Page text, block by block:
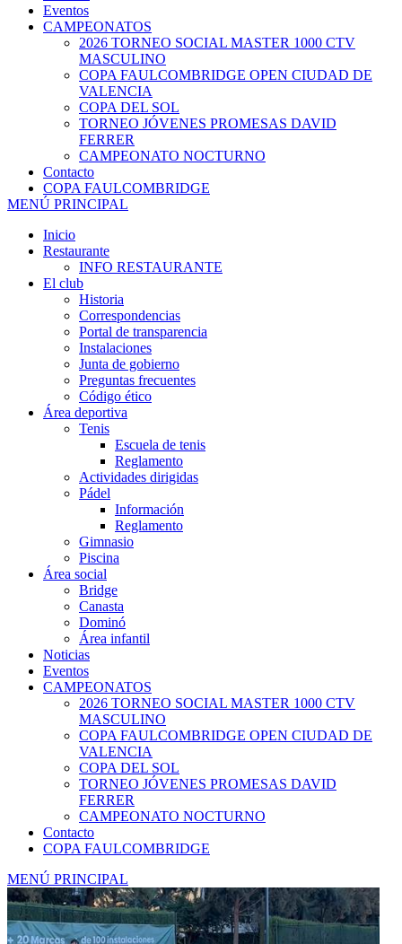
Eventos
CAMPEONATOS
2026 TORNEO SOCIAL MASTER 1000 CTV
MASCULINO
COPA FAULCOMBRIDGE OPEN CIUDAD DE
VALENCIA
COPA DEL SOL
TORNEO JÓVENES PROMESAS DAVID
FERRER
CAMPEONATO NOCTURNO
Contacto
COPA FAULCOMBRIDGE
MENÚ PRINCIPAL
Inicio
Restaurante
INFO RESTAURANTE
El club
Historia
Correspondencias
Portal de transparencia
Instalaciones
Junta de gobierno
Preguntas frecuentes
Código ético
Área deportiva
Tenis
Escuela de tenis
Reglamento
Actividades dirigidas
Pádel
Información
Reglamento
Gimnasio
Piscina
Área social
Bridge
Canasta
Dominó
Área infantil
Noticias
Eventos
CAMPEONATOS
2026 TORNEO SOCIAL MASTER 1000 CTV
MASCULINO
COPA FAULCOMBRIDGE OPEN CIUDAD DE
VALENCIA
COPA DEL SOL
TORNEO JÓVENES PROMESAS DAVID
FERRER
CAMPEONATO NOCTURNO
Contacto
COPA FAULCOMBRIDGE
MENÚ PRINCIPAL